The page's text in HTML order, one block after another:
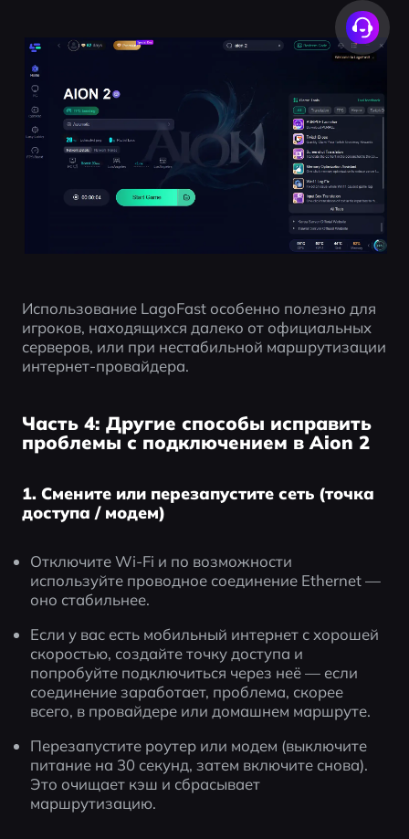
Использование LagoFast особенно полезно для
игроков, находящихся далеко от официальных
серверов, или при нестабильной маршрутизации
интернет-провайдера.
Часть 4: Другие способы исправить
проблемы с подключением в Aion 2
1. Смените или перезапустите сеть (точка
доступа / модем)
Отключите Wi-Fi и по возможности
используйте проводное соединение Ethernet —
оно стабильнее.
Если у вас есть мобильный интернет с хорошей
скоростью, создайте точку доступа и
попробуйте подключиться через неё — если
соединение заработает, проблема, скорее
всего, в провайдере или домашнем маршруте.
Перезапустите роутер или модем (выключите
питание на 30 секунд, затем включите снова).
Это очищает кэш и сбрасывает
маршрутизацию.